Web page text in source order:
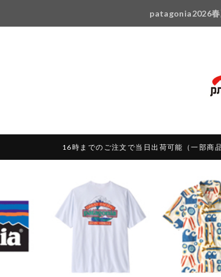
patagonia2026春
16時までのご注文で当日出荷可能（一部商